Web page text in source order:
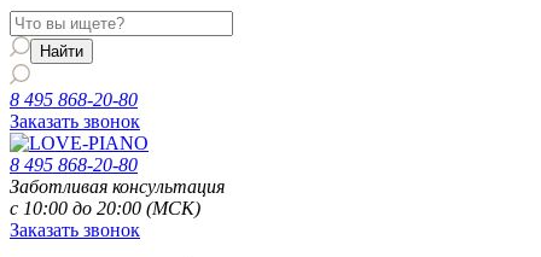
8 495 868-20-80
Заказать звонок
8 495 868-20-80
Заботливая консультация
с 10:00 до 20:00 (МСК)
Заказать звонок